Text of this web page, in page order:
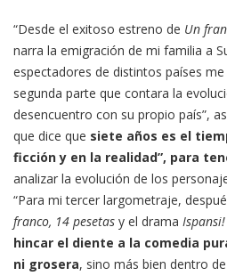
“Desde el exitoso estreno de Un
narra la emigración de mi familia a
espectadores de distintos países
segunda parte que contara la
desencuentro con su propio país”,
que dice que siete años es el
ficción y en la realidad”, para
analizar la evolución de los
“Para mi tercer largometraje,
franco, 14 pesetas y el drama Ispansi!
hincar el diente a la comedia
ni grosera, sino más bien dentro